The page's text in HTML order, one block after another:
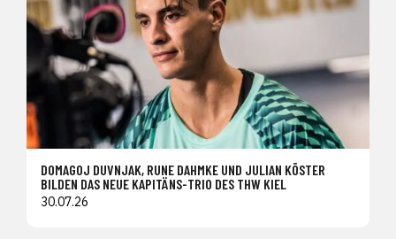
DOMAGOJ DUVNJAK, RUNE DAHMKE UND JULIAN KÖSTER
BILDEN DAS NEUE KAPITÄNS-TRIO DES THW KIEL
30.07.26